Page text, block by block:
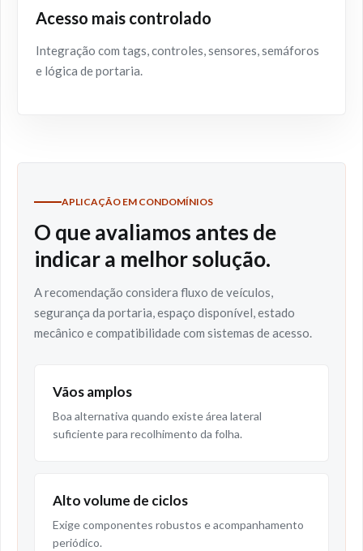
Acesso mais controlado
Integração com tags, controles, sensores, semáforos
e lógica de portaria.
APLICAÇÃO EM CONDOMÍNIOS
O que avaliamos antes de
indicar a melhor solução.
A recomendação considera fluxo de veículos,
segurança da portaria, espaço disponível, estado
mecânico e compatibilidade com sistemas de acesso.
Vãos amplos
Boa alternativa quando existe área lateral
suficiente para recolhimento da folha.
Alto volume de ciclos
Exige componentes robustos e acompanhamento
periódico.